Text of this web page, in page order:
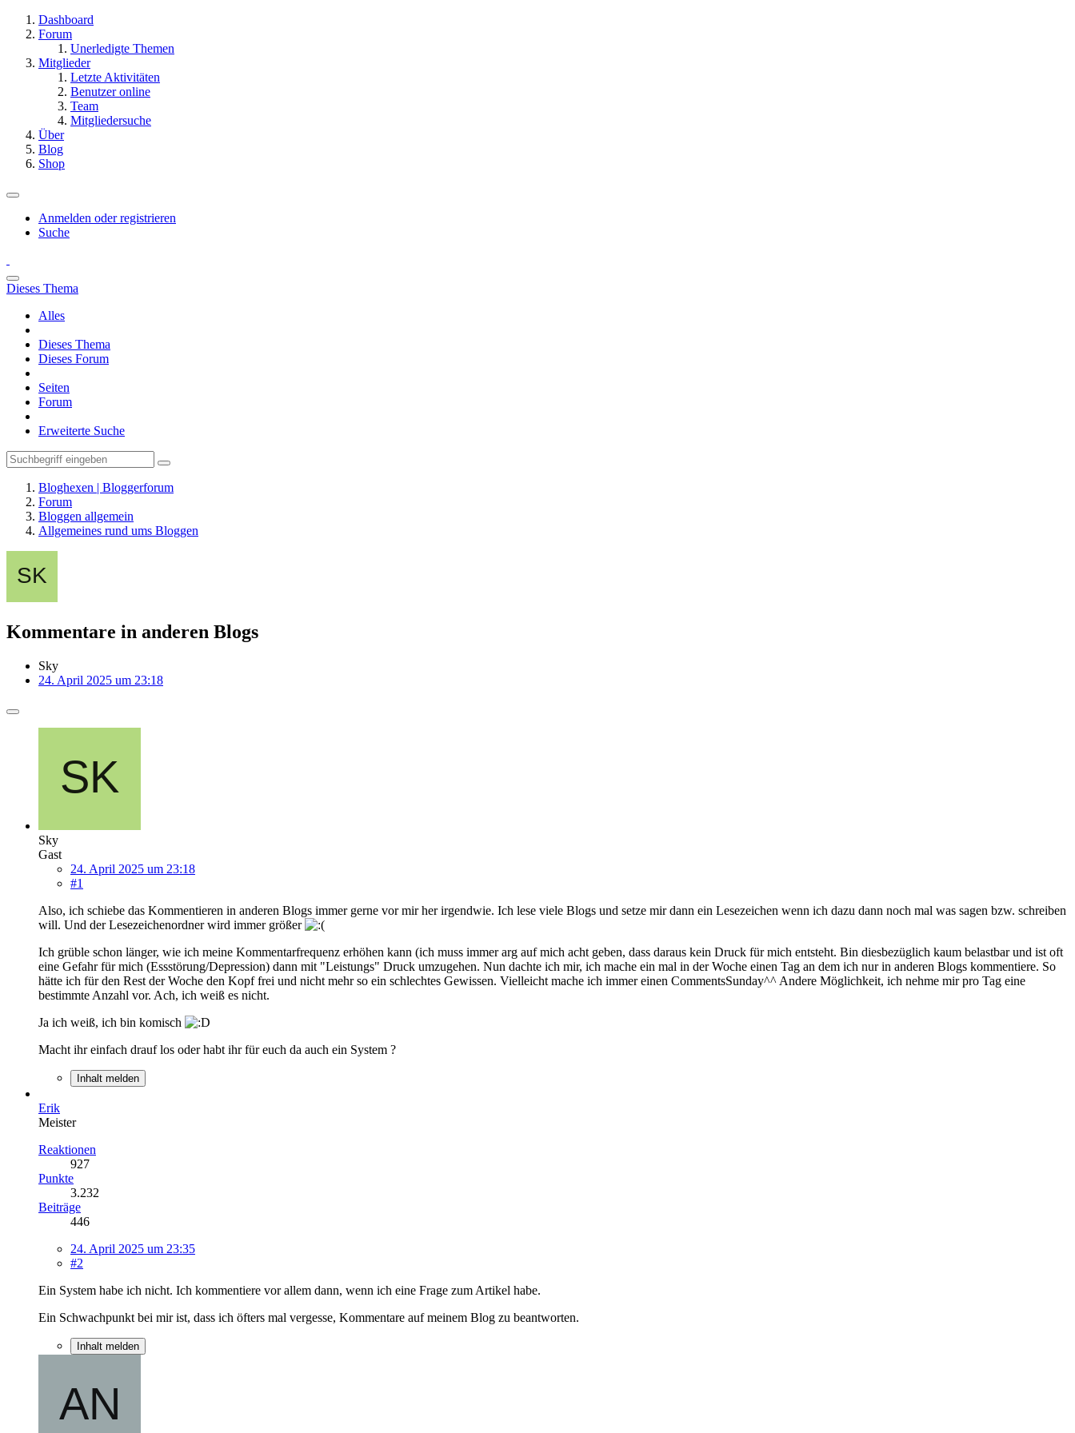
Dashboard
Forum
Unerledigte Themen
Mitglieder
Letzte Aktivitäten
Benutzer online
Team
Mitgliedersuche
Über
Blog
Shop
Anmelden oder registrieren
Suche
Dieses Thema
Alles
Dieses Thema
Dieses Forum
Seiten
Forum
Erweiterte Suche
Bloghexen | Bloggerforum
Forum
Bloggen allgemein
Allgemeines rund ums Bloggen
Kommentare in anderen Blogs
Sky
24. April 2025 um 23:18
Sky
Gast
24. April 2025 um 23:18
#1
Also, ich schiebe das Kommentieren in anderen Blogs immer gerne vor mir her irgendwie. Ich lese viele Blogs und setze mir dann ein Lesezeichen wenn ich dazu dann noch mal was sagen bzw. schreiben
will. Und der Lesezeichenordner wird immer größer
Ich grüble schon länger, wie ich meine Kommentarfrequenz erhöhen kann (ich muss immer arg auf mich acht geben, dass daraus kein Druck für mich entsteht. Bin diesbezüglich kaum belastbar und ist oft
eine Gefahr für mich (Essstörung/Depression) dann mit "Leistungs" Druck umzugehen. Nun dachte ich mir, ich mache ein mal in der Woche einen Tag an dem ich nur in anderen Blogs kommentiere. So
hätte ich für den Rest der Woche den Kopf frei und nicht mehr so ein schlechtes Gewissen. Vielleicht mache ich immer einen CommentsSunday^^ Andere Möglichkeit, ich nehme mir pro Tag eine
bestimmte Anzahl vor. Ach, ich weiß es nicht.
Ja ich weiß, ich bin komisch
Macht ihr einfach drauf los oder habt ihr für euch da auch ein System ?
Inhalt melden
Erik
Meister
Reaktionen
927
Punkte
3.232
Beiträge
446
24. April 2025 um 23:35
#2
Ein System habe ich nicht. Ich kommentiere vor allem dann, wenn ich eine Frage zum Artikel habe.
Ein Schwachpunkt bei mir ist, dass ich öfters mal vergesse, Kommentare auf meinem Blog zu beantworten.
Inhalt melden